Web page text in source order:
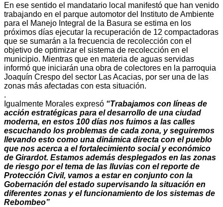
En ese sentido el mandatario local manifestó que han venido
trabajando en el parque automotor del Instituto de Ambiente
para el Manejo Integral de la Basura se estima en los
próximos días ejecutar la recuperación de 12 compactadoras
que se sumarán a la frecuencia de recolección con el
objetivo de optimizar el sistema de recolección en el
municipio. Mientras que en materia de aguas servidas
informó que iniciarán una obra de colectores en la parroquia
Joaquín Crespo del sector Las Acacias, por ser una de las
zonas más afectadas con esta situación.
.
Igualmente Morales expresó “Trabajamos con líneas de
acción estratégicas para el desarrollo de una ciudad
moderna, en estos 100 días nos fuimos a las calles
escuchando los problemas de cada zona, y seguiremos
llevando esto como una dinámica directa con el pueblo
que nos acerca a el fortalecimiento social y económico
de Girardot. Estamos además desplegados en las zonas
de riesgo por el tema de las lluvias con el reporte de
Protección Civil, vamos a estar en conjunto con la
Gobernación del estado supervisando la situación en
diferentes zonas y el funcionamiento de los sistemas de
Rebombeo”